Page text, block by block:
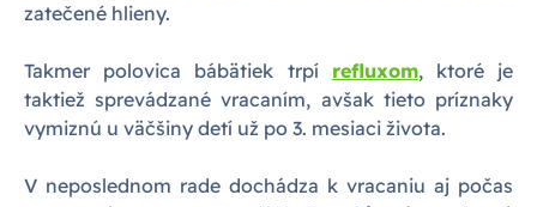
zatečené hlieny.
Takmer polovica bábätiek trpí refluxom, ktoré je
taktiež sprevádzané vracaním, avšak tieto príznaky
vymiznú u väčšiny detí už po 3. mesiaci života.
V neposlednom rade dochádza k vracaniu aj počas